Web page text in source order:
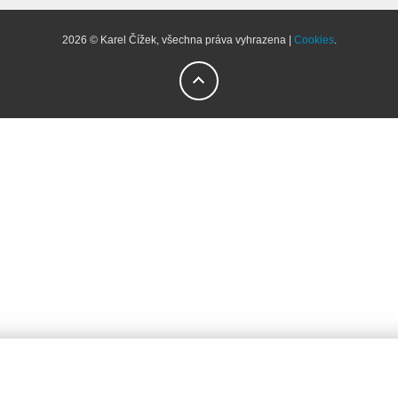
2026 © Karel Čížek, všechna práva vyhrazena | Cookies.